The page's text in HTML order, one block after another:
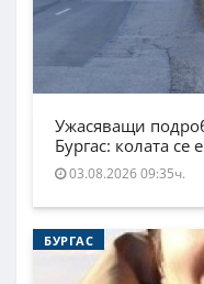
Ужасяващи
Бургас: колата
03.08.2026 09:35ч.
БУРГАС